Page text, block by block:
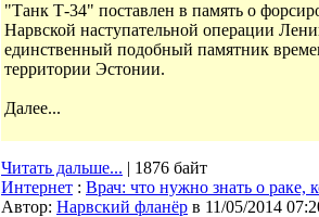
"Танк Т-34" поставлен в память о
Нарвской наступательной операции
единственный подобный памятник
территории Эстонии.
Далее...
Читать дальше... | 1876 байт
Интернет : Врач: что нужно знать о раке,
Автор: Нарвский фланёр в 11/05/2014